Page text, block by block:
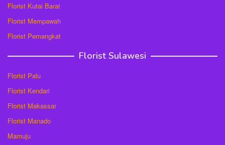
Florist Kutai Barat
Florist Mempawah
Florist Pemangkat
Florist Sulawesi
Florist Palu
Florist Kendari
Florist Makassar
Florist Manado
Mamuju